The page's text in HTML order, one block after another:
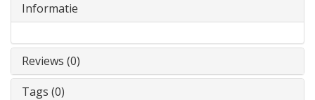
Informatie
Reviews (0)
Tags (0)